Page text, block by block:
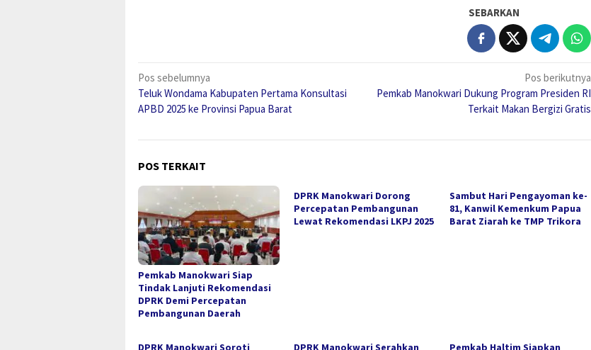
SEBARKAN
Navigasi
pos
Pos sebelumnya
Teluk Wondama Kabupaten Pertama Konsultasi
APBD 2025 ke Provinsi Papua Barat
Pos berikutnya
Pemkab Manokwari Dukung Program Presiden RI
Terkait Makan Bergizi Gratis
POS TERKAIT
Pemkab Manokwari Siap
Tindak Lanjuti Rekomendasi
DPRK Demi Percepatan
Pembangunan Daerah
DPRK Manokwari Dorong
Percepatan Pembangunan
Lewat Rekomendasi LKPJ 2025
Sambut Hari Pengayoman ke-
81, Kanwil Kemenkum Papua
Barat Ziarah ke TMP Trikora
DPRK Manokwari Soroti DPRK Manokwari Serahkan Pemkab Haltim Siapkan